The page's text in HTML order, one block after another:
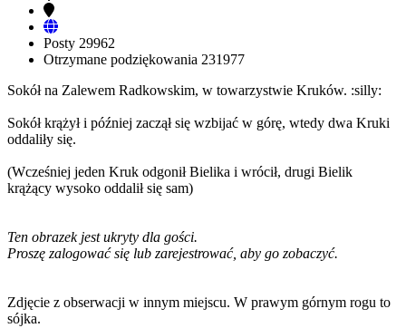
Posty 29962
Otrzymane podziękowania 231977
Sokół na Zalewem Radkowskim, w towarzystwie Kruków. :silly:
Sokół krążył i później zaczął się wzbijać w górę, wtedy dwa Kruki
oddaliły się.
(Wcześniej jeden Kruk odgonił Bielika i wrócił, drugi Bielik
krążący wysoko oddalił się sam)
Ten obrazek jest ukryty dla gości.
Proszę zalogować się lub zarejestrować, aby go zobaczyć.
Zdjęcie z obserwacji w innym miejscu. W prawym górnym rogu to
sójka.